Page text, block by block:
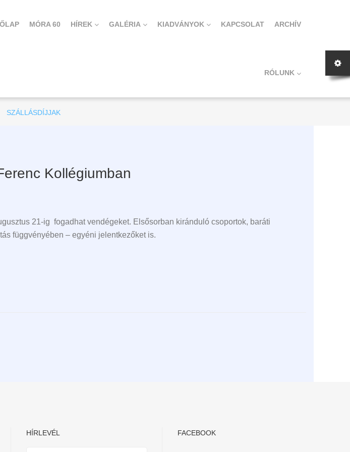
MÓRA 60 HÍREK GALÉRIA KIADVÁNYOK KAPCSOLAT ARCHÍV
RÓLUNK
SZÁLLÁSDÍJJAK
Kollégiumban
21-ig fogadhat vendégeket. Elsősorban kiránduló csoportok, baráti
függvényében – egyéni jelentkezőket is.
HÍRLEVÉL FACEBOOK